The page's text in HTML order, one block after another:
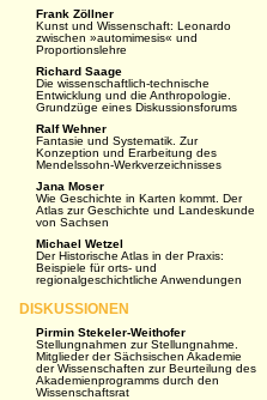
Frank Zöllner
Kunst und Wissenschaft: Leonardo
zwischen »automimesis« und
Proportionslehre
Richard Saage
Die wissenschaftlich-technische
Entwicklung und die Anthropologie.
Grundzüge eines Diskussionsforums
Ralf Wehner
Fantasie und Systematik. Zur
Konzeption und Erarbeitung des
Mendelssohn-Werkverzeichnisses
Jana Moser
Wie Geschichte in Karten kommt. Der
Atlas zur Geschichte und Landeskunde
von Sachsen
Michael Wetzel
Der Historische Atlas in der Praxis:
Beispiele für orts- und
regionalgeschichtliche Anwendungen
DISKUSSIONEN
Pirmin Stekeler-Weithofer
Stellungnahmen zur Stellungnahme.
Mitglieder der Sächsischen Akademie
der Wissenschaften zur Beurteilung des
Akademienprogramms durch den
Wissenschaftsrat